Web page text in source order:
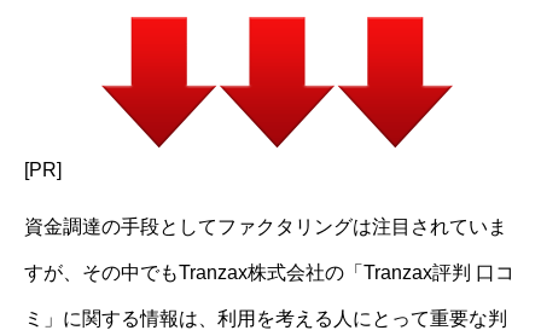
[PR]
資金調達の手段としてファクタリングは注目されていま
すが、その中でもTranzax株式会社の「Tranzax評判 口コ
ミ」に関する情報は、利用を考える人にとって重要な判